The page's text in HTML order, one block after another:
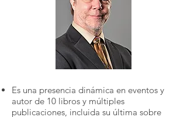
Es una presencia dinámica en eventos y
autor de 10 libros y múltiples
publicaciones, incluida su última sobre